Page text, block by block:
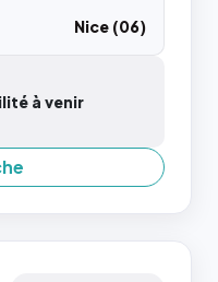
Nice (06)
à venir